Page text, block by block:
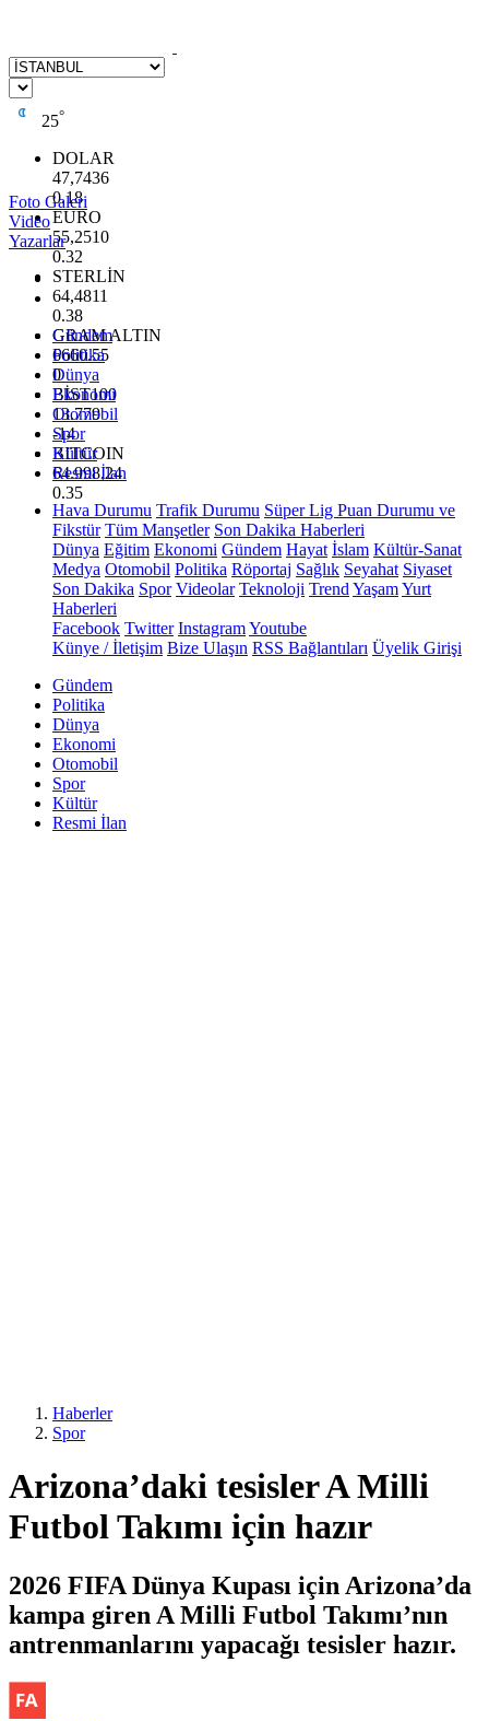
25°
DOLAR
47,7436
0.18
EURO
55,2510
0.32
STERLİN
64,4811
0.38
GRAM ALTIN
6660.55
0
BİST100
13.779
-14
BITCOIN
64.998,24
0.35
Foto Galeri
Video
Yazarlar
Gündem
Politika
Dünya
Ekonomi
Otomobil
Spor
Kültür
Resmi İlan
Hava Durumu Trafik Durumu Süper Lig Puan Durumu ve
Fikstür Tüm Manşetler Son Dakika Haberleri
Dünya Eğitim Ekonomi Gündem Hayat İslam Kültür-Sanat
Medya Otomobil Politika Röportaj Sağlık Seyahat Siyaset
Son Dakika Spor Videolar Teknoloji Trend YaşamYurt
Haberleri
Facebook Twitter InstagramYoutube
Künye / İletişim Bize Ulaşın RSS Bağlantıları Üyelik Girişi
Gündem
Politika
Dünya
Ekonomi
Otomobil
Spor
Kültür
Resmi İlan
Haberler
Spor
Arizona’daki tesisler A Milli
Futbol Takımı için hazır
2026 FIFA Dünya Kupası için Arizona’da
kampa giren A Milli Futbol Takımı’nın
antrenmanlarını yapacağı tesisler hazır.